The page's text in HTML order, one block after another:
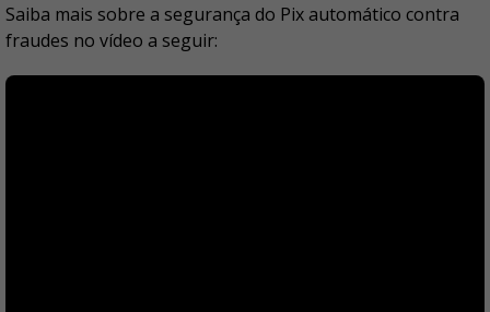
Saiba mais sobre a segurança do Pix automático contra
fraudes no vídeo a seguir: